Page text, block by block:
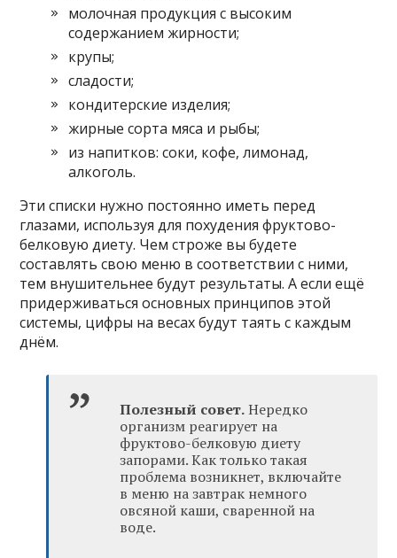
молочная продукция с высоким
содержанием жирности;
крупы;
сладости;
кондитерские изделия;
жирные сорта мяса и рыбы;
из напитков: соки, кофе, лимонад,
алкоголь.
Эти списки нужно постоянно иметь перед
глазами, используя для похудения фруктово-
белковую диету. Чем строже вы будете
составлять свою меню в соответствии с ними,
тем внушительнее будут результаты. А если ещё
придерживаться основных принципов этой
системы, цифры на весах будут таять с каждым
днём.
Полезный совет.Нередко
организм реагирует на
фруктово-белковую диету
запорами. Как только такая
проблема возникнет, включайте
в меню на завтрак немного
овсяной каши, сваренной на
воде.